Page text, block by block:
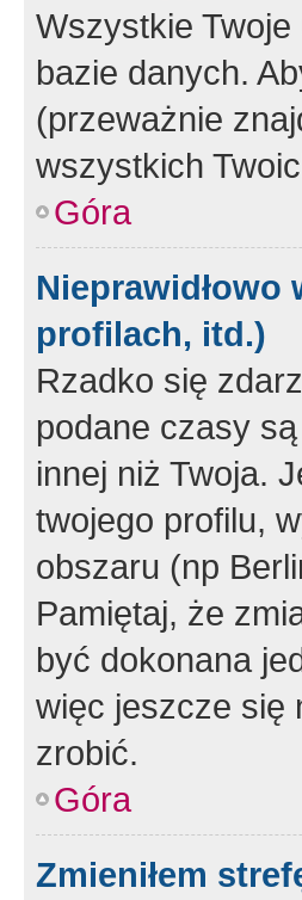
Wszystkie
bazie danych.
(przeważnie
wszystkich
Góra
profilach, itd.)
Rzadko się
podane czasy
innej niż Twoja.
twojego profilu,
obszaru (np
Pamiętaj, że
być dokonana
więc jeszcze się
zrobić.
Góra
Zmieniłem